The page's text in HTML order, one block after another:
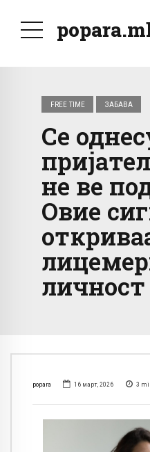
FREE TIME ЗАБАВА
Се
не ве
Овие
личност
popara 16 март, 2026 3